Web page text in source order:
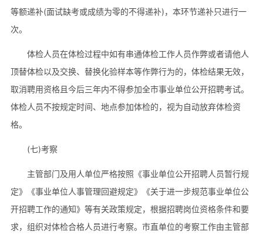
等额递补(面试缺考或成绩为零的不得递补)，本环节递补只进行一
次。
体检人员在体检过程中如有串通体检工作人员作弊或者请他人
顶替体检以及交换、替换化验样本等作弊行为的，体检结果无效，
取消聘用资格且今后三年内不得参加全市事业单位公开招聘考试。
体检人员不按规定时间、地点参加体检的，视为自动放弃体检资
格。
(七)考察
主管部门及用人单位严格按照《事业单位公开招聘人员暂行规
定》《事业单位人事管理回避规定》《关于进一步规范事业单位公
开招聘工作的通知》等有关政策规定，根据招聘岗位资格条件和要
求，组织对体检合格人员进行考察。市直单位的考察工作由主管部